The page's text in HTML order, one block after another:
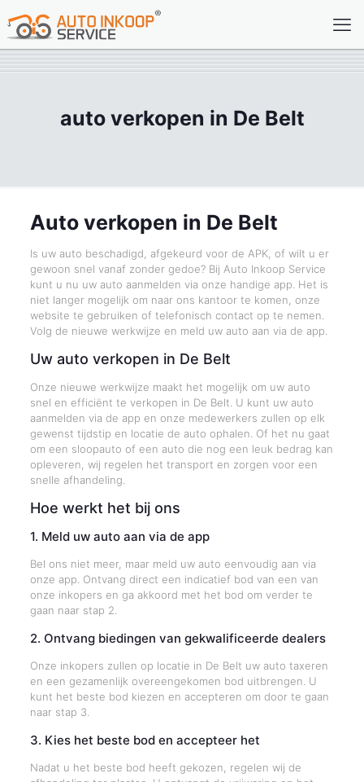
auto verkopen in De Belt
Auto verkopen in De Belt
Is uw auto beschadigd, afgekeurd voor de APK, of wilt u er
gewoon snel vanaf zonder gedoe? Bij Auto Inkoop Service
kunt u nu uw auto aanmelden via onze handige app. Het is
niet langer mogelijk om naar ons kantoor te komen, onze
website te gebruiken of telefonisch contact op te nemen.
Volg de nieuwe werkwijze en meld uw auto aan via de app.
Uw auto verkopen in De Belt
Onze nieuwe werkwijze maakt het mogelijk om uw auto
snel en efficiënt te verkopen in De Belt. U kunt uw auto
aanmelden via de app en onze medewerkers zullen op elk
gewenst tijdstip en locatie de auto ophalen. Of het nu gaat
om een sloopauto of een auto die nog een leuk bedrag kan
opleveren, wij regelen het transport en zorgen voor een
snelle afhandeling.
Hoe werkt het bij ons
1. Meld uw auto aan via de app
Bel ons niet meer, maar meld uw auto eenvoudig aan via
onze app. Ontvang direct een indicatief bod van een van
onze inkopers en ga akkoord met het bod om verder te
gaan naar stap 2.
2. Ontvang biedingen van gekwalificeerde dealers
Onze inkopers zullen op locatie in De Belt uw auto taxeren
en een gezamenlijk overeengekomen bod uitbrengen. U
kunt het beste bod kiezen en accepteren om door te gaan
naar stap 3.
3. Kies het beste bod en accepteer het
Nadat u het beste bod heeft gekozen, regelen wij de